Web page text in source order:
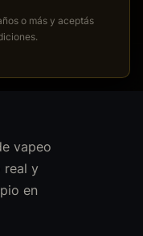
o más y aceptás
.
vapeo
real y
en